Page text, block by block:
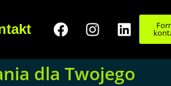
dla Twojego